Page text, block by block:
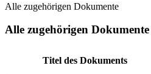
Alle zugehörigen Dokumente
Alle zugehörigen Dokumente
Titel des Dokuments